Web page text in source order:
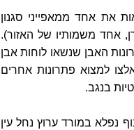
את אחד ממאפייני סגנון
אחד משמותיו של האזור).
האבן שנשאו לוחות אבן
למצוא פתרונות אחרים
בנגב.
נפלא במורד ערוץ נחל עין